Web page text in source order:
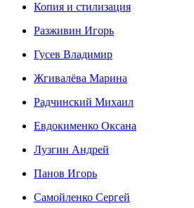
Копия и стилизация
Разживин Игорь
Гусев Владимир
Жгивалёва Марина
Радчинский Михаил
Евдокименко Оксана
Лузгин Андрей
Панов Игорь
Сaмoйленко Сергей